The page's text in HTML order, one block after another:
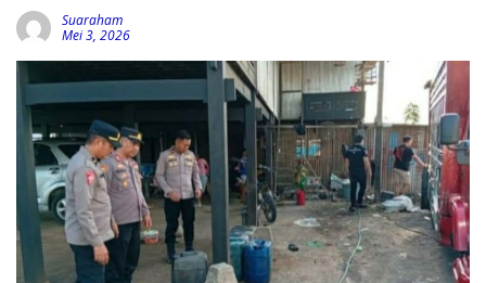
Suaraham
Mei 3, 2026